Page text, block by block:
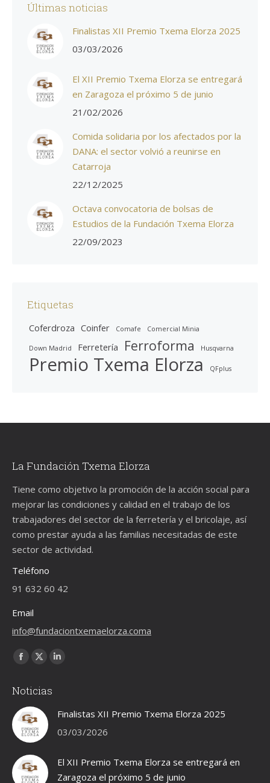
Últimas noticias
Finalistas XII Premio Txema Elorza 2025
03/03/2026
El XII Premio Txema Elorza se entregará
en Zaragoza el próximo 5 de junio
21/02/2026
Comida solidaria por los afectados por la
DANA: el sector volvió a reunirse en
Catarroja
22/12/2025
Octava convocatoria de bolsas de
Estudios de la Fundación Txema Elorza
22/09/2023
Etiquetas
Coferdroza Coinfer Comafe Comercial Minia
Down Madrid Ferretería Ferroforma Husqvarna
Premio Txema Elorza QFplus
La Fundación Txema Elorza
Tiene como objetivo la promoción de la acción social para
mejorar las condiciones y calidad en el trabajo de los
trabajadores del sector de la ferretería y el bricolaje, así
como prestar ayuda a las familias necesitadas de este
sector de actividad.
Teléfono
91 632 60 42
Email
info@fundaciontxemaelorza.coma
Encuéntranos en:
Facebook
opens
in
new
window
X
opens
in
new
window
Linkedin
in
Noticias
Finalistas XII Premio Txema Elorza 2025
03/03/2026
El XII Premio Txema Elorza se entregará en
Zaragoza el próximo 5 de junio